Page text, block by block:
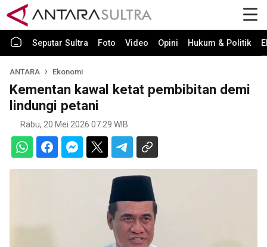
Seputar Sultra Foto Video Opini Hukum & Politik
ANTARA Ekonomi
Kementan kawal ketat pembibitan demi
lindungi petani
Rabu, 20 Mei 2026 07:29 WIB